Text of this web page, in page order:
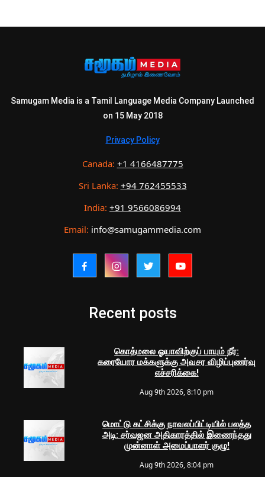
Samugam Media is a Tamil Language Media Company Launched
on 15 May 2018
Privacy Policy
Canada: +1 4166487775
Sri Lanka: +94 762455533
India: +91 9566086994
Email: info@samugammedia.com
Recent posts
கொத்மலை ஓயாவிற்குப் பாயும் நீர்:
கரையோர மக்களுக்கு அவசர விழிப்புணர்வு
எச்சரிக்கை!
Aug 9th 2026, 8:10 pm
மொட்டு கட்சிக்கு நாவலப்பிட்டியில் பலத்த
அடி: சர்வஜன அதிகாரத்தில் இணைந்தது
முன்னாள் அமைப்பாளர் குழு!
Aug 9th 2026, 8:04 pm